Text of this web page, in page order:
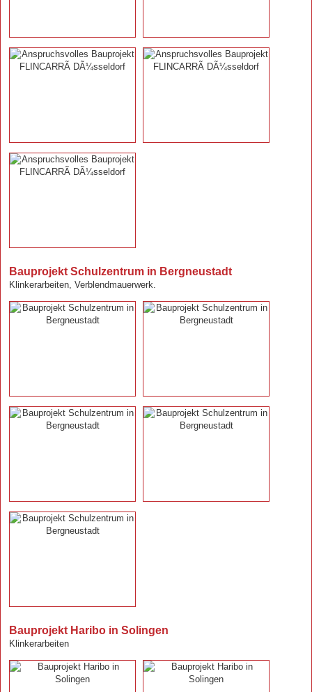
Bauprojekt Schulzentrum in Bergneustadt
Klinkerarbeiten, Verblendmauerwerk.
Bauprojekt Haribo in Solingen
Klinkerarbeiten